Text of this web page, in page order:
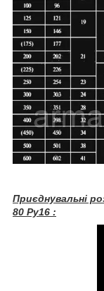
Приєднувальні
80 Ру16 :